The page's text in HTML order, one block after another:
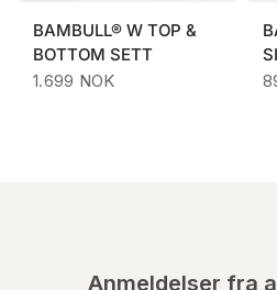
BAMBULL® W TOP &
BOTTOM SETT
1.699 NOK
Anmeldelser fra